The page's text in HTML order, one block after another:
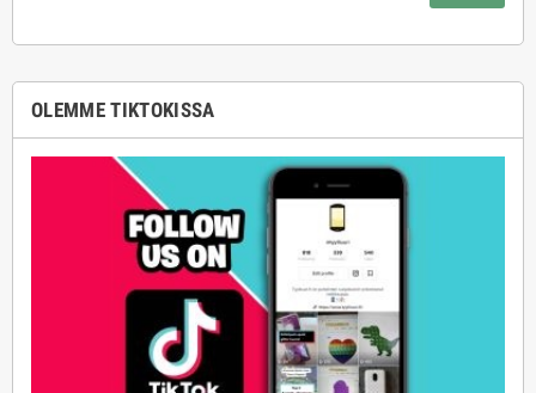
OLEMME TIKTOKISSA